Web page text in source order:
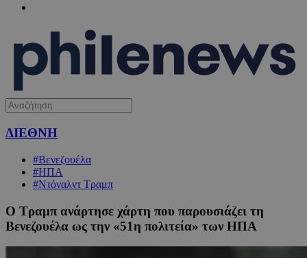
ΔΙΕΘΝΗ
#Βενεζουέλα
#ΗΠΑ
#Ντόναλντ Τραμπ
Ο Τραμπ ανάρτησε χάρτη που παρουσιάζει τη
Βενεζουέλα ως την «51η πολιτεία» των ΗΠΑ